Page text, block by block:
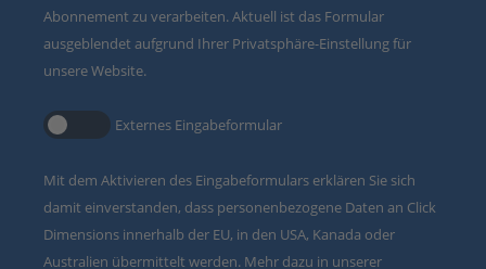
Abonnement zu verarbeiten. Aktuell ist das Formular
ausgeblendet aufgrund Ihrer Privatsphäre-Einstellung für
unsere Website.
Externes Eingabeformular
Mit dem Aktivieren des Eingabeformulars erklären Sie sich
damit einverstanden, dass personenbezogene Daten an Click
Dimensions innerhalb der EU, in den USA, Kanada oder
Australien übermittelt werden. Mehr dazu in unserer